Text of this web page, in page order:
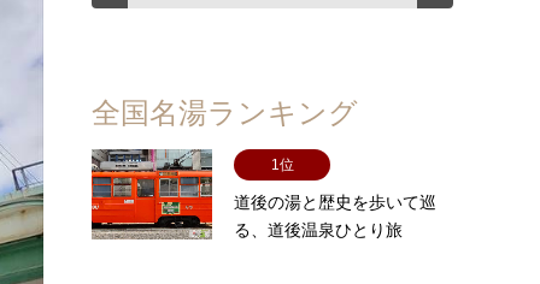
全国名湯ランキング
1位
道後の湯と歴史を歩いて巡
る、道後温泉ひとり旅